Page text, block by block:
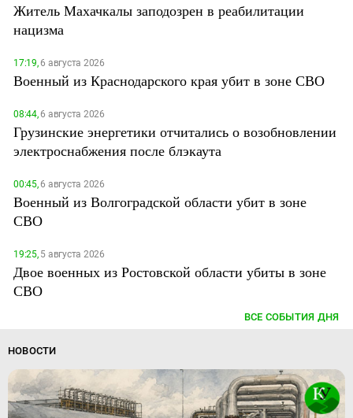
Житель Махачкалы заподозрен в реабилитации
нацизма
17:19,6 августа 2026
Военный из Краснодарского края убит в зоне СВО
08:44,6 августа 2026
Грузинские энергетики отчитались о возобновлении
электроснабжения после блэкаута
00:45,6 августа 2026
Военный из Волгоградской области убит в зоне
СВО
19:25,5 августа 2026
Двое военных из Ростовской области убиты в зоне
СВО
ВСЕ СОБЫТИЯ ДНЯ
НОВОСТИ